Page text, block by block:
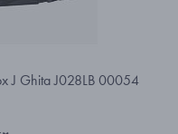
J Ghita J028LB 00054